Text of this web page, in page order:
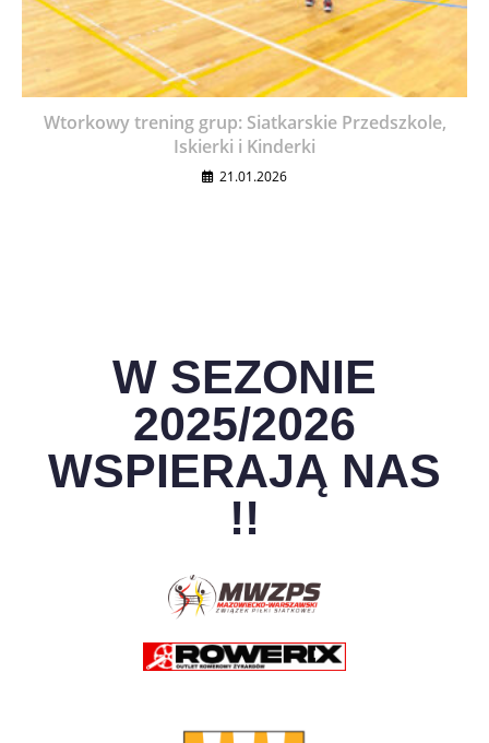
Wtorkowy trening grup: Siatkarskie Przedszkole,
Iskierki i Kinderki
21.01.2026
W SEZONIE
2025/2026
WSPIERAJĄ NAS
!!